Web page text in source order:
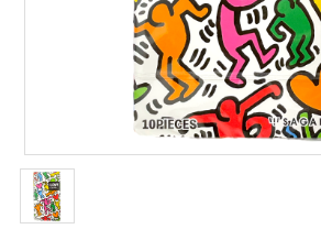
潤滑剤・ローション
アパレル